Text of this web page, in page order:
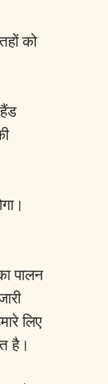
को
पालन
लिए
है।